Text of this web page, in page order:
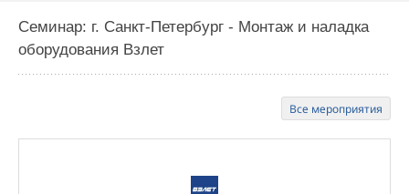
Семинар: г. Санкт-Петербург - Монтаж и наладка
оборудования Взлет
Все мероприятия